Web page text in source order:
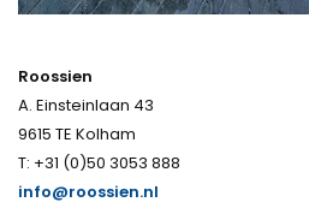
Roossien
A. Einsteinlaan 43
9615 TE Kolham
T: +31 (0)50 3053 888
info@roossien.nl